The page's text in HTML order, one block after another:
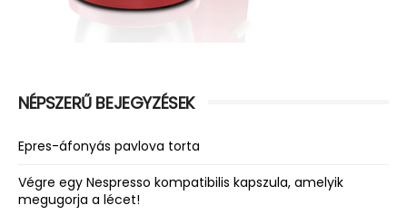
NÉPSZERŰ BEJEGYZÉSEK
Epres-áfonyás pavlova torta
Végre egy Nespresso kompatibilis kapszula, amelyik
megugorja a lécet!